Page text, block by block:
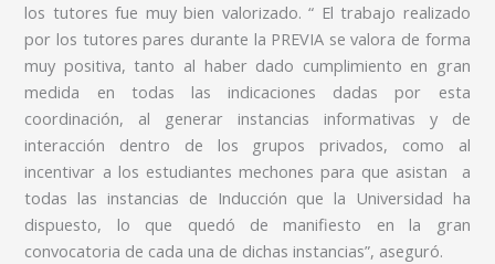
los tutores fue muy bien valorizado. “ El trabajo realizado
por los tutores pares durante la PREVIA se valora de forma
muy positiva, tanto al haber dado cumplimiento en gran
medida en todas las indicaciones dadas por esta
coordinación, al generar instancias informativas y de
interacción dentro de los grupos privados, como al
incentivar a los estudiantes mechones para que asistan a
todas las instancias de Inducción que la Universidad ha
dispuesto, lo que quedó de manifiesto en la gran
convocatoria de cada una de dichas instancias”, aseguró.